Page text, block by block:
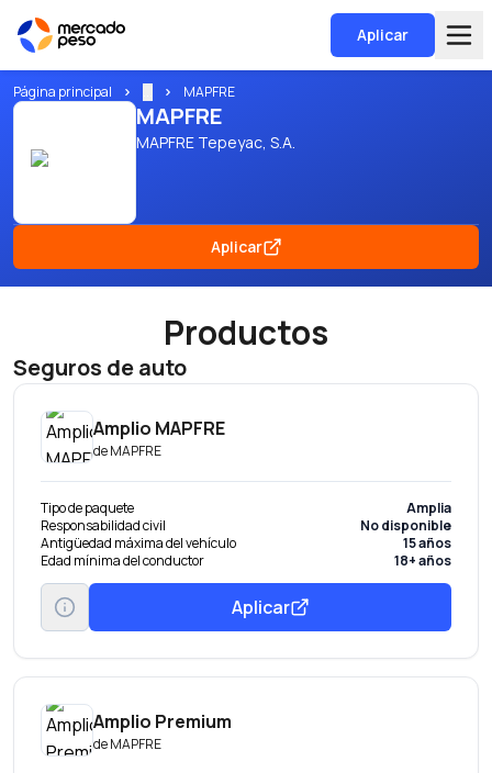
Aplicar
Página principal MAPFRE
MAPFRE
MAPFRE Tepeyac, S.A.
Aplicar
Productos
Seguros de auto
Amplio MAPFRE
deMAPFRE
Tipo de paquete
Amplia
Responsabilidad civil
No disponible
Antigüedad máxima del vehículo
15 años
Edad mínima del conductor
18+ años
Aplicar
Amplio Premium
deMAPFRE